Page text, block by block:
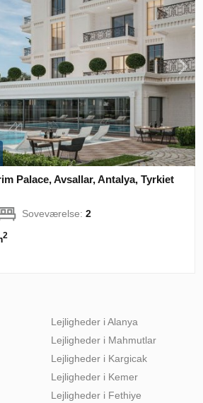
Palace, Avsallar, Antalya, Tyrkiet
Soveværelse:2
2
Lejligheder i Alanya
Lejligheder i Mahmutlar
Lejligheder i Kargicak
Lejligheder i Kemer
Lejligheder i Fethiye